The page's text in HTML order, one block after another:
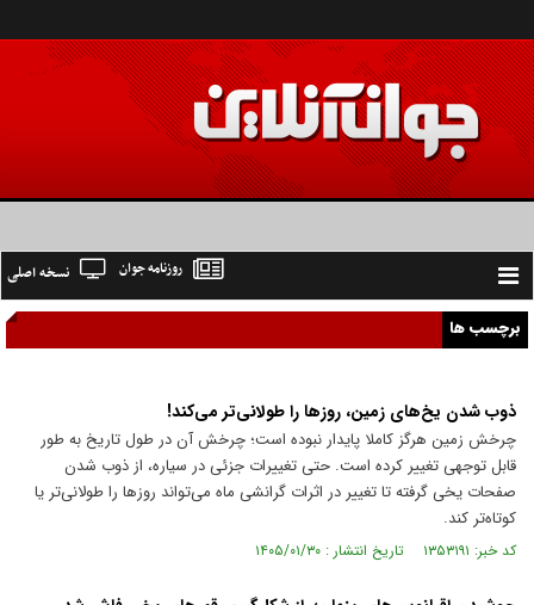
Toggle
navigation
نسخه اصلی روزنامه جوان
برچسب ها
ذوب شدن یخ‌های زمین، روز‌ها را طولانی‌تر می‌کند!
چرخش زمین هرگز کاملا پایدار نبوده است؛ چرخش آن در طول تاریخ به طور
قابل توجهی تغییر کرده است. حتی تغییرات جزئی در سیاره، از ذوب شدن
صفحات یخی گرفته تا تغییر در اثرات گرانشی ماه می‌تواند روز‌ها را طولانی‌تر یا
کوتاه‌تر کند.
کد خبر: ۱۳۵۳۱۹۱ تاریخ انتشار : ۱۴۰۵/۰۱/۳۰